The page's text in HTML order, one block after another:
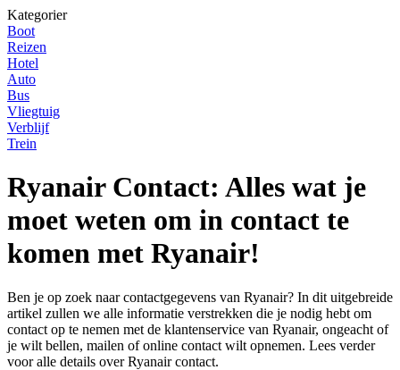
Kategorier
Boot
Reizen
Hotel
Auto
Bus
Vliegtuig
Verblijf
Trein
Ryanair Contact: Alles wat je
moet weten om in contact te
komen met Ryanair!
Ben je op zoek naar contactgegevens van Ryanair? In dit uitgebreide
artikel zullen we alle informatie verstrekken die je nodig hebt om
contact op te nemen met de klantenservice van Ryanair, ongeacht of
je wilt bellen, mailen of online contact wilt opnemen. Lees verder
voor alle details over Ryanair contact.